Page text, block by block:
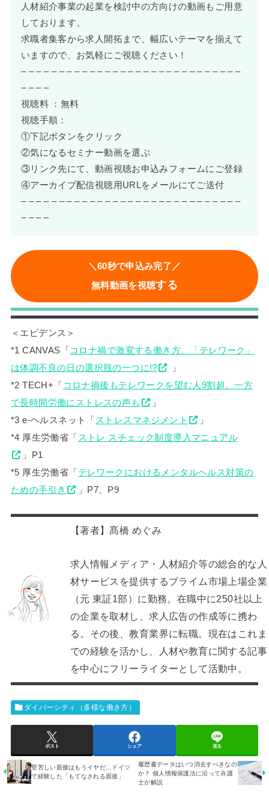
人材紹介事業の起業を検討中の方向けの動画もご用意
しております。
求職者集客から求人開拓まで、幅広いテーマを揃えて
いますので、お気軽にご視聴ください！
– – – – – – – – – – – – – – – – – – – – – – – – – – – – –
– – – –
視聴料 ：無料
視聴手順：
①下記ボタンをクリック
②気になるセミナー動画を選ぶ
③リンク先にて、動画視聴お申込みフォームにご登録
④アーカイブ配信視聴用URLをメールにてご送付
– – – – – – – – – – – – – – – – – – – – – – – – – – – – –
– – – –
＼60秒で申込み完了／
無料動画を視聴する
＜エビデンス＞
*1 CANVAS「 コロナ禍で激変する働き方、「テレワーク」
は体調不良の日の選択肢の一つに!?
」
*2 TECH+「 コロナ禍後もテレワークを望む人9割超、一方
で長時間労働にストレスの声も
」
*3 e-ヘルスネット「 ストレスマネジメント
」
*4 厚生労働省「 ストレ スチェック制度導入マニュアル
」P1
*5 厚生労働省「 テレワークにおけるメンタルヘルス対策の
ための手引き
」P7、P9
【著者】髙橋 めぐみ
求人情報メディア・人材紹介等の総合的な人
材サービスを提供するプライム市場上場企業
（元 東証1部）に勤務。在職中に250社以上
の企業を取材し、求人広告の作成等に携わ
る。その後、教育業界に転職。現在はこれま
での経験を活かし、人材や教育に関する記事
を中心にフリーライターとして活動中。
ダイバーシティ（多様な働き方）
ポスト シェア 送る
堅苦しい面接はもうイヤだ…ドイツ
で経験した「もてなされる面接」
履歴書データはいつ消去すべきなの
か？ 個人情報保護法に沿って弁護
士が解説